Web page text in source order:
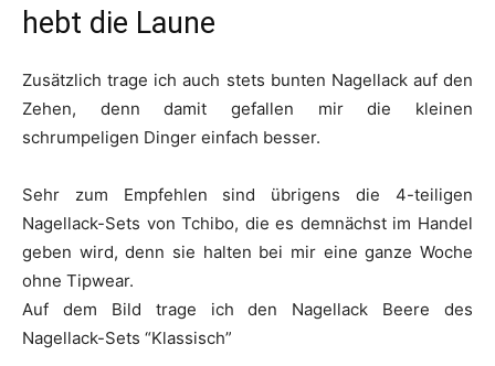
hebt die Laune
Zusätzlich trage ich auch stets bunten Nagellack auf den
Zehen, denn damit gefallen mir die kleinen
schrumpeligen Dinger einfach besser.
Sehr zum Empfehlen sind übrigens die 4-teiligen
Nagellack-Sets von Tchibo, die es demnächst im Handel
geben wird, denn sie halten bei mir eine ganze Woche
ohne Tipwear.
Auf dem Bild trage ich den Nagellack Beere des
Nagellack-Sets “Klassisch”